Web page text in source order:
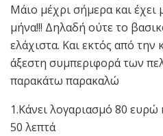
Μάιο μέχρι σήμερα και
μήνα!!! Δηλαδή ούτε το
ελάχιστα. Και εκτός από την
άξεστη συμπεριφορά των
παρακάτω παρακαλώ
1.Κάνει λογαριασμό 80
50 λεπτά